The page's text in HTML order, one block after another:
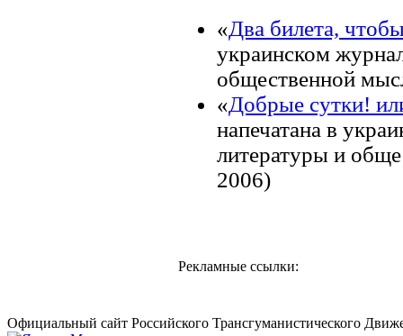
«Два билета,
украинском
общественной
«Добрые сутки!
напечатана в
литературы и
2006)
Рекламные ссылки:
Официальный сайт Российского Трансгуманистического